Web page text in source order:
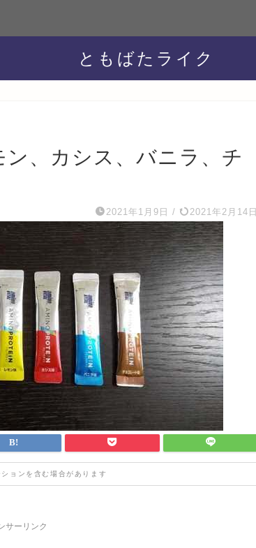
ともばたライク
、カシス、バニラ、チ
2021年1月9日 / 2021年2月14日
ョンを含む場合があります
サーリンク